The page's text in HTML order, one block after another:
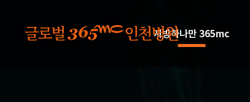
지방하나만 365mc